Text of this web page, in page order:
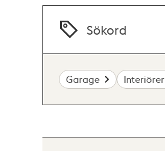
Sökord
Garage Interiörer